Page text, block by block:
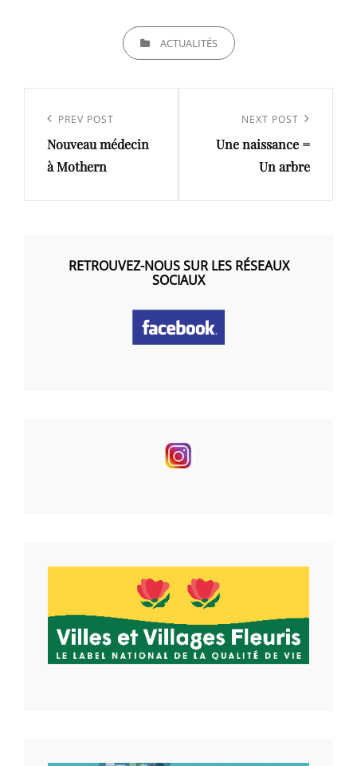
CATEGORIESACTUALITÉS
l’article
Previous
Post
PREV POST
Nouveau médecin
à Mothern
Post
NEXT POST
Une naissance =
Un arbre
RETROUVEZ-NOUS SUR LES RÉSEAUX
SOCIAUX